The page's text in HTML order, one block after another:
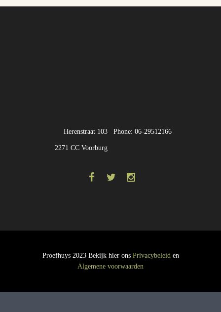
Phone: 06-29512166
Herenstraat 103
2271 CC Voorburg
Proefhuys 2023 Bekijk hier ons Privacybeleid en
Algemene voorwaarden